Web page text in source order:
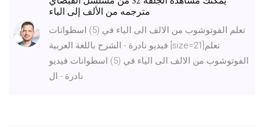
مترجمه من الألف إلى الياء
تعلم الفوتوشوب من الالف الى الياء في (5) اسطوانات
فيديو نادرة - الشرح باللغة العربية [size=21]تعلم
الفوتوشوب من الالف الى الياء في (5) اسطوانات فيديو
نادرة - ال